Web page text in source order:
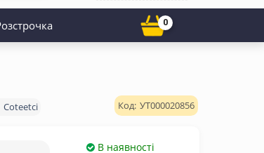
0
Coteetci УТ000020856
В наявності